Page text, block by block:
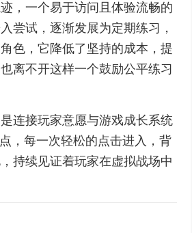
，一个易于访问且体验流畅的
尝试，逐渐发展为定期练习，
色，它降低了坚持的成本，提
离不开这样一个鼓励公平练习
连接玩家意愿与游戏成长系统
，每一次轻松的点击进入，背
持续见证着玩家在虚拟战场中